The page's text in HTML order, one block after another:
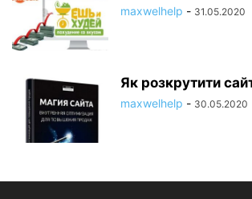
maxwelhelp - 31.05.2020
Як розкрутити
maxwelhelp - 30.05.2020